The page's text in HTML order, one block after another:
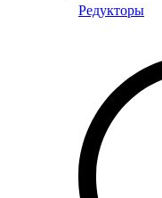
Редукторы